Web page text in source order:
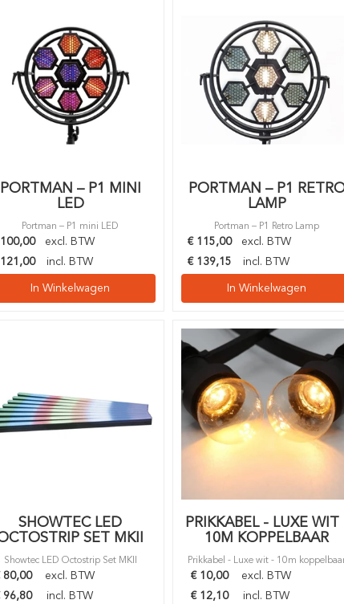
PORTMAN – P1 MINI
LED
Portman – P1 mini LED
100,00
excl. BTW
121,00 incl. BTW
In Winkelwagen
PORTMAN – P1
LAMP
Portman – P1 Retro Lamp
€ 115,00
excl. BTW
€ 139,15 incl. BTW
In Winkelwagen
SHOWTEC LED
SET MKII
Showtec LED Octostrip Set MKII
80,00
excl. BTW
96,80 incl. BTW
PRIKKABEL - LUXE WIT
10M KOPPELBAAR
Prikkabel - Luxe wit - 10m
€ 10,00
excl. BTW
€ 12,10 incl. BTW